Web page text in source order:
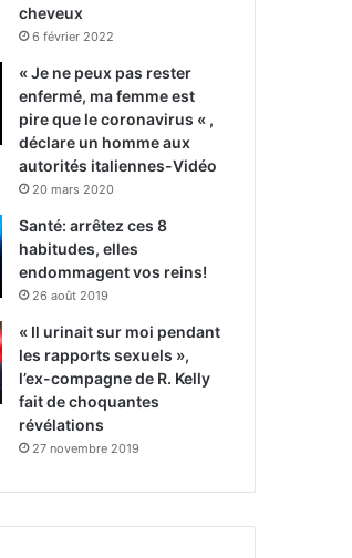
cheveux
6 février 2022
« Je ne peux pas rester
enfermé, ma femme est
pire que le coronavirus « ,
déclare un homme aux
autorités italiennes-Vidéo
20 mars 2020
Santé: arrêtez ces 8
habitudes, elles
endommagent vos reins!
26 août 2019
« Il urinait sur moi pendant
les rapports sexuels »,
l’ex-compagne de R. Kelly
fait de choquantes
révélations
27 novembre 2019